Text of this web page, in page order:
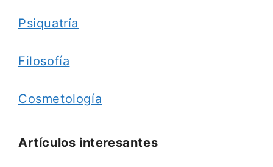
Psiquatría
Filosofía
Cosmetología
Artículos interesantes